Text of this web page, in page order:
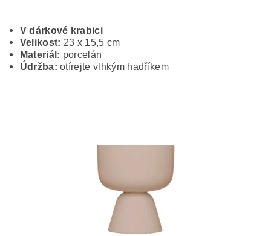
V dárkové krabici
Velikost: 23 x 15,5 cm
Materiál: porcelán
Údržba: otírejte vlhkým hadříkem